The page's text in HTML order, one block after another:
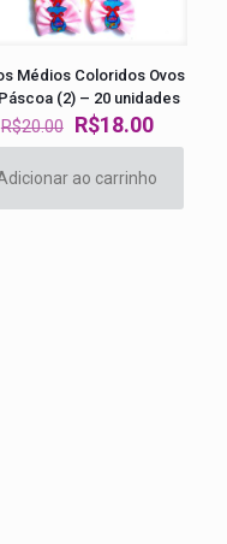
Médios Coloridos Ovos
(2) – 20 unidades
R$20.00 O
preço
original
era:
R$20.00.
R$18.00O
preço
atual
é:
ao carrinho